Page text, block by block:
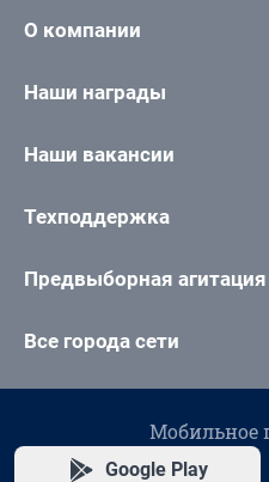
О компании
Наши награды
Наши вакансии
Техподдержка
Предвыборная агитация
Все города сети
Мобильное
Google Play